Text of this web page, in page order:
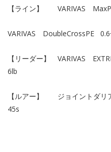
【ライン】 VARIVAS
VARIVAS DoubleCrossPE
【リーダー】 VARIVAS
6lb
【ルアー】 ジョイントダリ
45s